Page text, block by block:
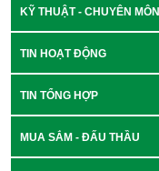
KỸ THUẬT - CHUYÊN MÔN
TIN HOẠT ĐỘNG
TIN TỔNG HỢP
MUA SẮM - ĐẤU THẦU